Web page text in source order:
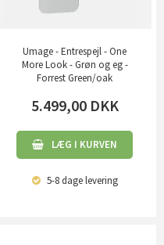
Umage - Entrespejl - One
More Look - Grøn og eg -
Forrest Green/oak
5.499,00 DKK
LÆG I KURVEN
5-8 dagelevering